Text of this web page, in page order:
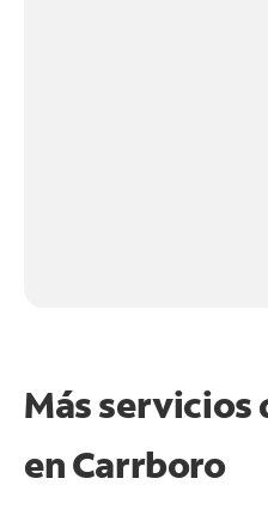
Más servicios
enCarrboro